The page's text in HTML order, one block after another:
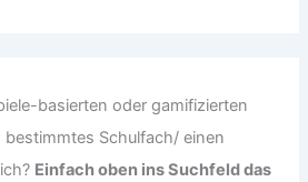
basierten oder gamifizierten
Schulfach/ einen
Einfach oben ins Suchfeld das